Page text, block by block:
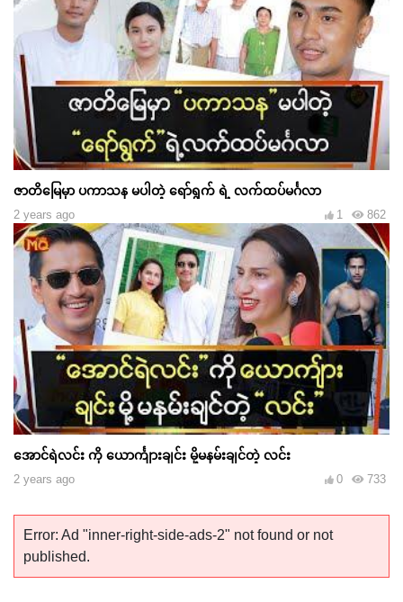
ဇာတိမြေမှာ ပကာသန မပါတဲ့ ရော်ရွက် ရဲ့ လက်ထပ်မင်္ဂလာ
2 years ago 862
1
အောင်ရဲလင်း ကို ယောင်္ကျားချင်း မို့မနမ်းချင်တဲ့ လင်း
2 years ago 733
0
Error: Ad "inner-right-side-ads-2" not found or not
published.